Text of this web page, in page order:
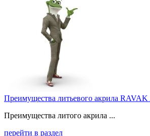
Преимущества литьевого акрила RAVAK
Преимущества литого акрила ...
перейти в раздел